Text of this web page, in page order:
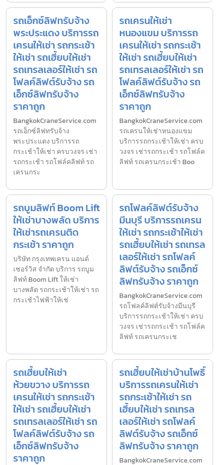
รถเอ็กซ์ลิฟทรับจ้าง
พระประแดง บริการรถ
เครนให้เช่า รถกระเช้า
ให้เช่า รถเฮี้ยบให้เช่า
รถเทรลเลอร์ให้เช่า รถ
โฟลค์ลิฟต์รับจ้าง รถ
เอ็กซ์ลิฟทรับจ้าง
ราคาถูก
BangkokCraneService.com
รถเอ็กซ์ลิฟทรับจ้าง
พระประแดง บริการรถ
กระเช้าให้เช่า ครบวงจร เช่า
รถกระเช้า รถโฟล์คลิฟท์ รถ
เครนกระ
รถเครนให้เช่า
หนองแขม บริการรถ
เครนให้เช่า รถกระเช้า
ให้เช่า รถเฮี้ยบให้เช่า
รถเทรลเลอร์ให้เช่า รถ
โฟลค์ลิฟต์รับจ้าง รถ
เอ็กซ์ลิฟทรับจ้าง
ราคาถูก
BangkokCraneService.com
รถเครนให้เช่าหนองแขม
บริการรถกระเช้าให้เช่า ครบ
วงจร เช่ารถกระเช้า รถโฟล์ค
ลิฟท์ รถเครนกระเช้า Boo
รถบูมลิฟท์ Boom Lift
ให้เช่าบางพลัด บริการ
ให้เช่ารถเครนติด
กระเช้า ราคาถูก
บริษัท กรุงเทพเครน แอนด์
เซอร์วิส จำกัด บริการ รถบูม
ลิฟท์ Boom Lift ให้เช่า
บางพลัด รถกระเช้าให้เช่า รถ
กระเช้าไฟฟ้าให้เช่
รถโฟลค์ลิฟต์รับจ้าง
มีนบุรี บริการรถเครน
ให้เช่า รถกระเช้าให้เช่า
รถเฮี้ยบให้เช่า รถเทรล
เลอร์ให้เช่า รถโฟลค์
ลิฟต์รับจ้าง รถเอ็กซ์
ลิฟทรับจ้าง ราคาถูก
BangkokCraneService.com
รถโฟลค์ลิฟต์รับจ้างมีนบุรี
บริการรถกระเช้าให้เช่า ครบ
วงจร เช่ารถกระเช้า รถโฟล์ค
ลิฟท์ รถเครนกระเช
รถเฮี้ยบให้เช่า
ห้วยขวาง บริการรถ
เครนให้เช่า รถกระเช้า
ให้เช่า รถเฮี้ยบให้เช่า
รถเทรลเลอร์ให้เช่า รถ
โฟลค์ลิฟต์รับจ้าง รถ
เอ็กซ์ลิฟทรับจ้าง
ราคาถูก
รถเฮี้ยบให้เช่าบ้านโพธิ์
บริการรถเครนให้เช่า
รถกระเช้าให้เช่า รถ
เฮี้ยบให้เช่า รถเทรล
เลอร์ให้เช่า รถโฟลค์
ลิฟต์รับจ้าง รถเอ็กซ์
ลิฟทรับจ้าง ราคาถูก
BangkokCraneService.com